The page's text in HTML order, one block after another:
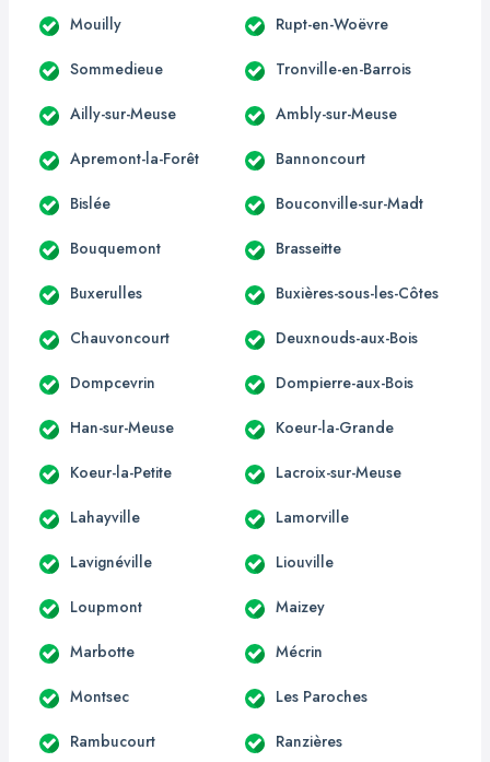
Mouilly Rupt-en-Woëvre
Sommedieue Tronville-en-Barrois
Ailly-sur-Meuse Ambly-sur-Meuse
Apremont-la-Forêt Bannoncourt
Bislée Bouconville-sur-Madt
Bouquemont Brasseitte
Buxerulles Buxières-sous-les-Côtes
Chauvoncourt Deuxnouds-aux-Bois
Dompcevrin Dompierre-aux-Bois
Han-sur-Meuse Koeur-la-Grande
Koeur-la-Petite Lacroix-sur-Meuse
Lahayville Lamorville
Lavignéville Liouville
Loupmont Maizey
Marbotte Mécrin
Montsec Les Paroches
Rambucourt Ranzières